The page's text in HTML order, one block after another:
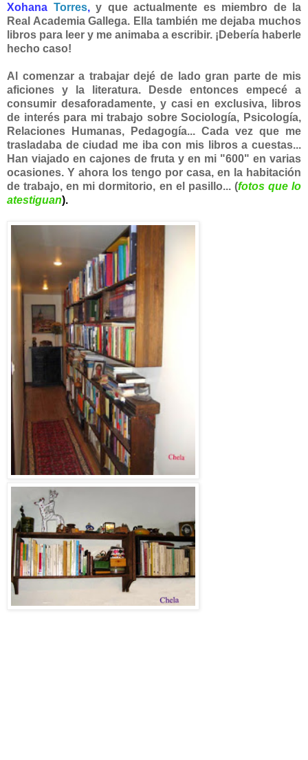
Xohana Torres,y que actualmente es miembro de la
Real Academia Gallega. Ella también me dejaba muchos
libros para leer y me animaba a escribir. ¡Debería haberle
hecho caso!
Al comenzar a trabajar dejé de lado gran parte de mis
aficiones y la literatura. Desde entonces empecé a
consumir desaforadamente, y casi en exclusiva, libros
de interés para mi trabajo sobre Sociología, Psicología,
Relaciones Humanas, Pedagogía... Cada vez que me
trasladaba de ciudad me iba con mis libros a cuestas...
Han viajado en cajones de fruta y en mi "600" en varias
ocasiones. Y ahora los tengo por casa, en la habitación
de trabajo, en mi dormitorio, en el pasillo... (fotos que lo
atestiguan).